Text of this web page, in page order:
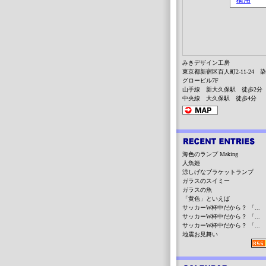
みきデザイン工房
東京都新宿区百人町2-11-24
グロービル7F
山手線 新大久保駅 徒歩2分
中央線 大久保駅 徒歩4分
海色のランプ Making
人魚姫
涼しげなブラケットランプ
ガラスのスイミー
ガラスの魚
「黄色」といえば
サッカーW杯中だから？ 「...
サッカーW杯中だから？ 「...
サッカーW杯中だから？ 「...
地震お見舞い